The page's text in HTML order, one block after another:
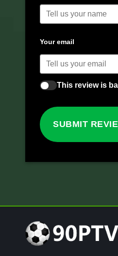
Your email
This review is
SUBMIT